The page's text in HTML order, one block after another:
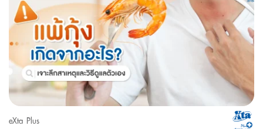
eXta Plus